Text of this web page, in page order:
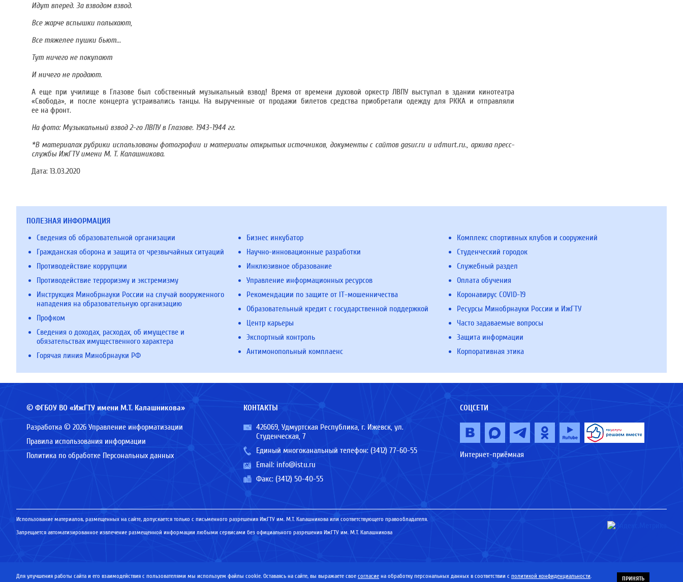
Идут вперед. За взводом взвод.
Все жарче вспышки полыхают,
Все тяжелее пушки бьют...
Тут ничего не покупают
И ничего не продают.
А еще при училище в Глазове был собственный музыкальный взвод! Время от времени духовой оркестр ЛВПУ выступал в здании кинотеатра
«Свобода», и после концерта устраивались танцы. На вырученные от продажи билетов средства приобретали одежду для РККА и отправляли
ее на фронт.
​На фото: Музыкальный взвод 2-го ЛВПУ в Глазове. 1943-1944 гг.
*В материалах рубрики использованы фотографии и материалы открытых источников, документы с сайтов gasur.ru и udmurt.ru., архива пресс-
службы ИжГТУ имени М. Т. Калашникова.
Дата: 13.03.2020
ПОЛЕЗНАЯ ИНФОРМАЦИЯ
Сведения об образовательной организации
Гражданская оборона и защита от чрезвычайных ситуаций
Противодействие коррупции
Противодействие терроризму и экстремизму
Инструкция Минобрнауки России на случай вооруженного
нападения на образовательную организацию
Профком
Сведения о доходах, расходах, об имуществе и
обязательствах имущественного характера
Горячая линия Минобрнауки РФ
Бизнес инкубатор
Научно-инновационные разработки
Инклюзивное образование
Управление информационных ресурсов
Рекомендации по защите от IT-мошенничества
Образовательный кредит с государственной поддержкой
Центр карьеры
Экспортный контроль
Антимонопольный комплаенс
Комплекс спортивных клубов и сооружений
Студенческий городок
Служебный раздел
Оплата обучения
Коронавирус COVID-19
Ресурсы Минобрнауки России и ИжГТУ
Часто задаваемые вопросы
Защита информации
Корпоративная этика
© ФГБОУ ВО «ИжГТУ имени М.Т. Калашникова»
Разработка © 2026 Управление информатизации
Правила использования информации
Политика по обработке Персональных данных
КОНТАКТЫ
426069, Удмуртская Республика, г. Ижевск, ул.
Студенческая, 7
Единый многоканальный телефон: (3412) 77-60-55
Email: info@istu.ru
Факс: (3412) 50-40-55
СОЦСЕТИ
Интернет-приёмная
Использование материалов, размещенных на сайте, допускается только с письменного разрешения ИжГТУ им. М.Т. Калашникова или соответствующего правообладателя.
Запрещается автоматизированное извлечение размещенной информации любыми сервисами без официального разрешения ИжГТУ им. М.Т. Калашникова
Для улучшения работы сайта и его взаимодействия с пользователями мы используем файлы cookie. Оставаясь на сайте, вы выражаете свое согласие на обработку персональных данных в соответствии с политикой конфиденциальности. ПРИНЯТЬ